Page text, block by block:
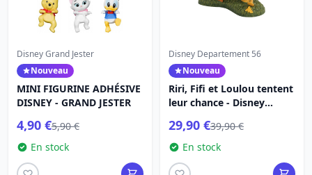
Disney Grand Jester
Nouveau
MINI FIGURINE ADHÉSIVE
DISNEY - GRAND JESTER
4,90 €5,90 €
En stock
Disney Departement 56
Nouveau
Riri, Fifi et Loulou tentent
leur chance - Disney
29,90 €39,90 €
En stock